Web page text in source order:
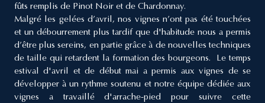
fûts remplis de Pinot Noir et de Chardonnay.
Malgré les gelées d’avril, nos vignes n’ont pas été touchées
et un débourrement plus tardif que d'habitude nous a permis
d’être plus sereins, en partie grâce à de nouvelles techniques
de taille qui retardent la formation des bourgeons. Le temps
estival d'avril et de début mai a permis aux vignes de se
développer à un rythme soutenu et notre équipe dédiée aux
vignes a travaillé d'arrache-pied pour suivre cette